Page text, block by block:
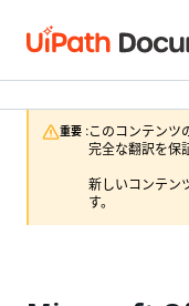
重要 :このコンテンツ
完全な翻訳を保
新しいコンテン
す。